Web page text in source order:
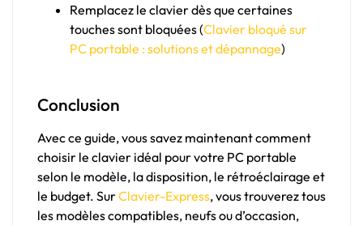
Remplacez le clavier dès que certaines
touches sont bloquées (Clavier bloqué sur
PC portable : solutions et dépannage)
Conclusion
Avec ce guide, vous savez maintenant comment
choisir le clavier idéal pour votre PC portable
selon le modèle, la disposition, le rétroéclairage et
le budget. SurClavier-Express, vous trouverez tous
les modèles compatibles, neufs ou d’occasion,